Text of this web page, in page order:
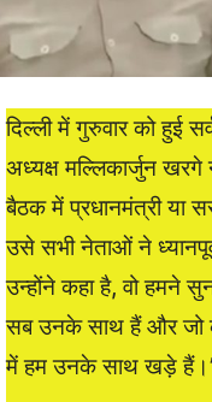
दिल्ली में गुरुवार को हुई
अध्यक्ष मल्लिकार्जुन खरगे
बैठक में प्रधानमंत्री या
उसे सभी नेताओं ने
उन्होंने कहा है, वो हमने
सब उनके साथ हैं और जो
में हम उनके साथ खड़े